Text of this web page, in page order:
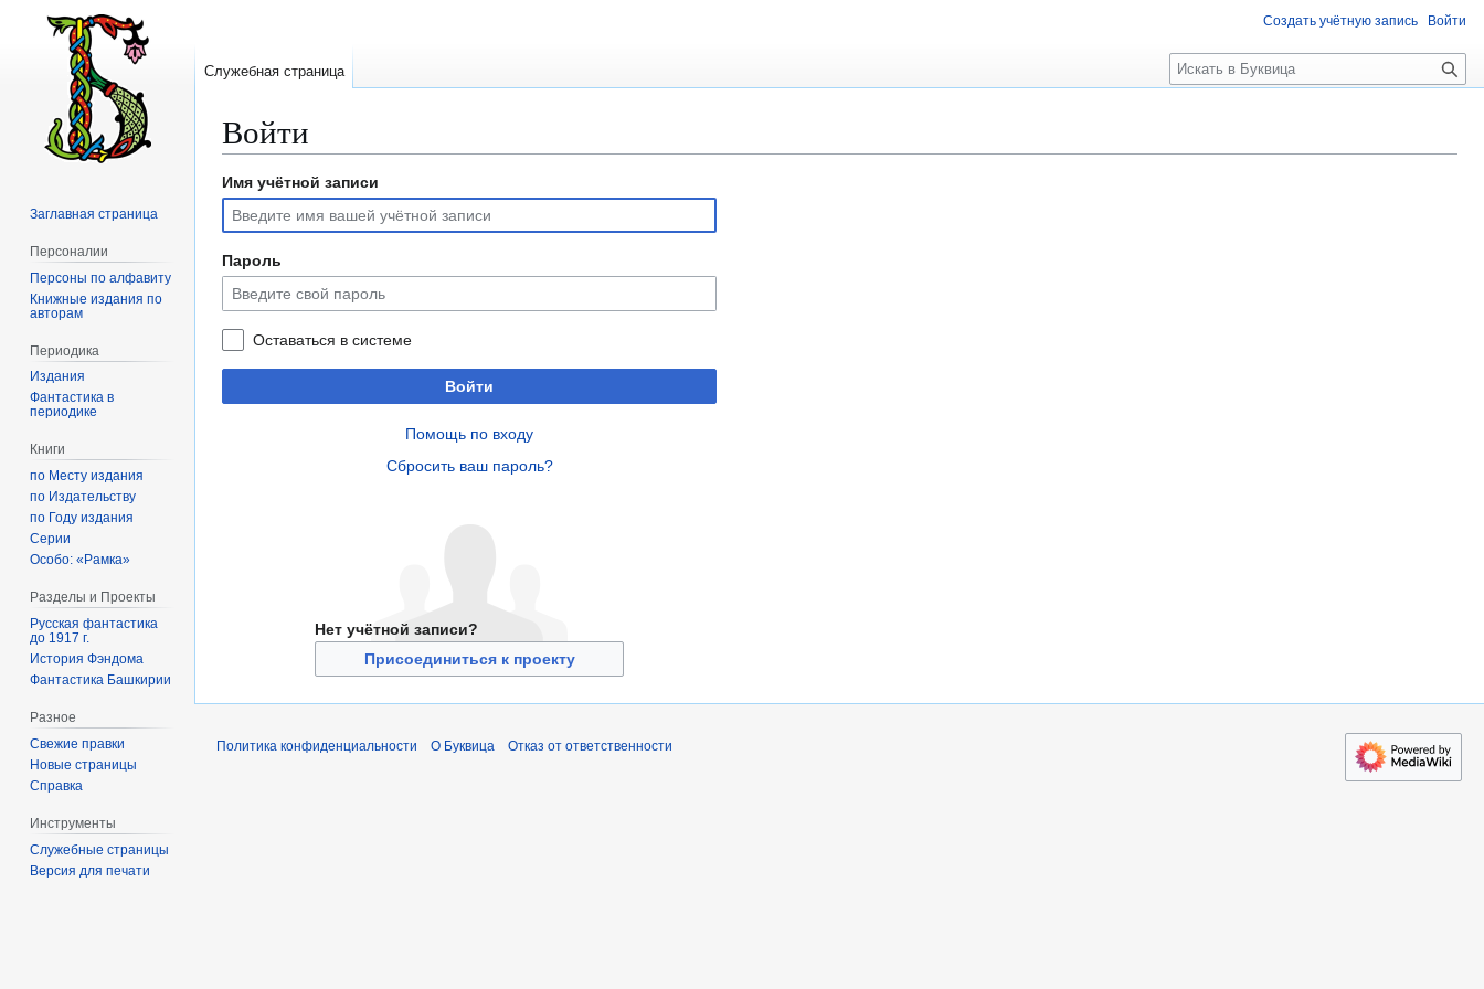
Войти
Перейти
навигации
Перейти
поиску
Имя учётной записи
Пароль
Оставаться в системе
Войти
Помощь по входу
Сбросить ваш пароль?
Нет учётной записи?
Присоединиться к проекту
Создать учётную запись Войти
Служебная страница
П
о
к
Заглавная страница
Персоналии
Персоны по алфавиту
Книжные издания по
авторам
Периодика
Издания
Фантастика в
периодике
Книги
по Месту издания
по Издательству
по Году издания
Серии
Особо: «Рамка»
Разделы и Проекты
Русская фантастика
до 1917 г.
История Фэндома
Фантастика Башкирии
Разное
Свежие правки
Новые страницы
Справка
Инструменты
Служебные страницы
Версия для печати
Политика конфиденциальности О Буквица Отказ от ответственности